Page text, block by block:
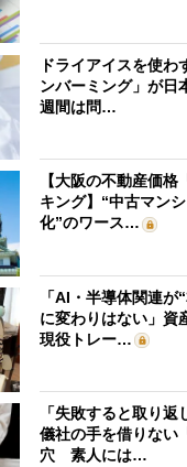
ドライアイスを使わ
ンバーミング」が
週間は問…
【大阪の不動産価
キング】“中古マン
化”のワース…
「AI・半導体関連が
に変わりはない」資
現役トレー…
「失敗すると取り
儀社の手を借りない
穴 素人には…